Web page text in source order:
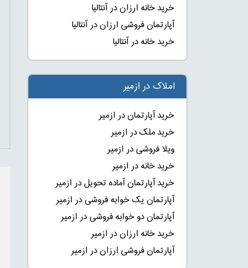
خرید خانه ارزان در آنتالیا
آپارتمان فروشی ارزان در آنتالیا
خرید خانه در آنتالیا
املاک در ازمیر
خرید آپارتمان در ازمیر
خرید ملک در ازمیر
ویلا فروشی در ازمیر
خرید خانه در ازمیر
خرید آپارتمان آماده تحویل در ازمیر
آپارتمان یک خوابه فروشی در ازمیر
آپارتمان دو خوابه فروشی در ازمیر
خرید خانه ارزان در ازمیر
آپارتمان فروشی ارزان در ازمیر